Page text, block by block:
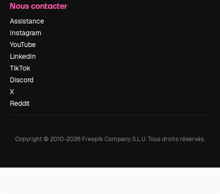
Nous contacter
Assistance
Instagram
YouTube
LinkedIn
TikTok
Discord
X
Reddit
Copyright © 2010-2026 Freepik Company S.L.U.Tous droits réservés.